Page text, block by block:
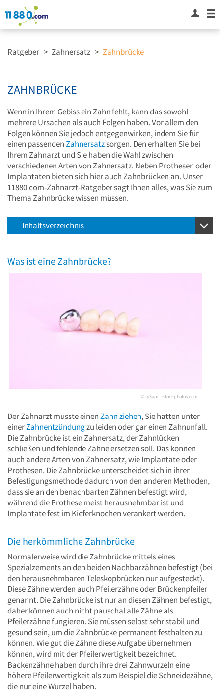
Ratgeber > Zahnersatz > Zahnbrücke
ZAHNBRÜCKE
Wenn in Ihrem Gebiss ein Zahn fehlt, kann das sowohl
mehrere Ursachen als auch Folgen haben. Vor allem den
Folgen können Sie jedoch entgegenwirken, indem Sie für
einen passendenZahnersatzsorgen. Den erhalten Sie bei
Ihrem Zahnarzt und Sie haben die Wahl zwischen
verschiedenen Arten von Zahnersatz. Neben Prothesen oder
Implantaten bieten sich hier auch Zahnbrücken an. Unser
11880.com-Zahnarzt-Ratgeber sagt Ihnen alles, was Sie zum
Thema Zahnbrücke wissen müssen.
Inhaltsverzeichnis
Was ist eine Zahnbrücke?
© ru3apr - istockphotos.com
Der Zahnarzt musste einenZahn ziehen, Sie hatten unter
einerZahnentzündungzu leiden oder gar einen Zahnunfall.
Die Zahnbrücke ist ein Zahnersatz, der Zahnlücken
schließen und fehlende Zähne ersetzen soll. Das können
auch andere Arten von Zahnersatz, wie Implantate oder
Prothesen. Die Zahnbrücke unterscheidet sich in ihrer
Befestigungsmethode dadurch von den anderen Methoden,
dass sie an den benachbarten Zähnen befestigt wird,
während die Prothese meist herausnehmbar ist und
Implantate fest im Kieferknochen verankert werden.
Die herkömmliche Zahnbrücke
Normalerweise wird die Zahnbrücke mittels eines
Spezialzements an den beiden Nachbarzähnen befestigt (bei
den herausnehmbaren Teleskopbrücken nur aufgesteckt).
Diese Zähne werden auch Pfeilerzähne oder Brückenpfeiler
genannt. Die Zahnbrücke ist nur an diesen Zähnen befestigt,
daher können auch nicht pauschal alle Zähne als
Pfeilerzähne fungieren. Sie müssen selbst sehr stabil und
gesund sein, um die Zahnbrücke permanent festhalten zu
können. Wie gut die Zähne diese Aufgabe übernehmen
können, wird mit der Pfeilerwertigkeit bezeichnet.
Backenzähne haben durch ihre drei Zahnwurzeln eine
höhere Pfeilerwertigkeit als zum Beispiel die Schneidezähne,
die nur eine Wurzel haben.